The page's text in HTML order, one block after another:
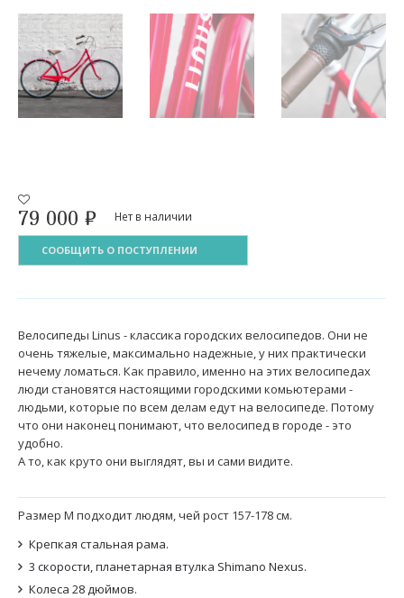
79 000 ₽ Нет в наличии
СООБЩИТЬ О ПОСТУПЛЕНИИ
Велосипеды Linus - классика городских велосипедов. Они не
очень тяжелые, максимально надежные, у них практически
нечему ломаться. Как правило, именно на этих велосипедах
люди становятся настоящими городскими комьютерами -
людьми, которые по всем делам едут на велосипеде. Потому
что они наконец понимают, что велосипед в городе - это
удобно.
А то, как круто они выглядят, вы и сами видите.
Размер M подходит людям, чей рост 157-178 см.
Крепкая стальная рама.
3 скорости, планетарная втулка Shimano Nexus.
Колеса 28 дюймов.